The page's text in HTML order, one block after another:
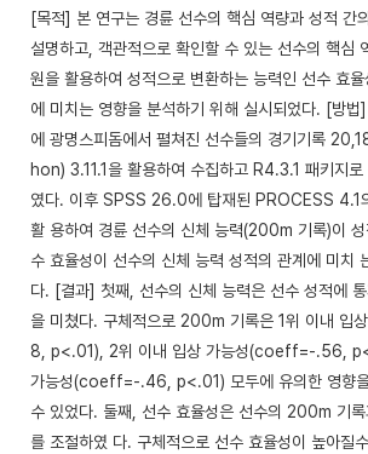
[목적] 본 연구는 경륜 선수의 핵심 역량과 성적 간
설명하고, 객관적으로 확인할 수 있는 선수의 핵심
원을 활용하여 성적으로 변환하는 능력인 선수 효
에 미치는 영향을 분석하기 위해 실시되었다. [방
에 광명스피돔에서 펼쳐진 선수들의 경기기록
hon) 3.11.1을 활용하여 수집하고 R4.3.1 패키지
였다. 이후 SPSS 26.0에 탑재된 PROCESS 4.1
활 용하여 경륜 선수의 신체 능력(200m 기록)이
수 효율성이 선수의 신체 능력 성적의 관계에 미치
다. [결과] 첫째, 선수의 신체 능력은 선수 성적에
을 미쳤다. 구체적으로 200m 기록은 1위 이내
8, p<.01), 2위 이내 입상 가능성(coeff=-.56,
가능성(coeff=-.46, p<.01) 모두에 유의한 영향
수 있었다. 둘째, 선수 효율성은 선수의 200m 기록
를 조절하였 다. 구체적으로 선수 효율성이 높아질